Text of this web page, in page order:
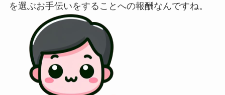
を選ぶお手伝いをすることへの報酬なんですね。